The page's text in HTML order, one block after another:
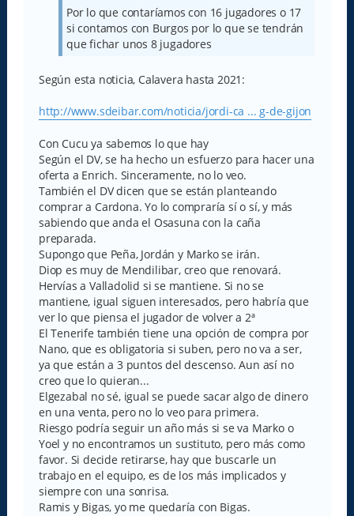
Por lo que contaríamos con 16 jugadores o 17
si contamos con Burgos por lo que se tendrán
que fichar unos 8 jugadores
Según esta noticia, Calavera hasta 2021:
http://www.sdeibar.com/noticia/jordi-ca ... g-de-gijon
Con Cucu ya sabemos lo que hay
Según el DV, se ha hecho un esfuerzo para hacer una
oferta a Enrich. Sinceramente, no lo veo.
También el DV dicen que se están planteando
comprar a Cardona. Yo lo compraría sí o sí, y más
sabiendo que anda el Osasuna con la caña
preparada.
Supongo que Peña, Jordán y Marko se irán.
Diop es muy de Mendilibar, creo que renovará.
Hervías a Valladolid si se mantiene. Si no se
mantiene, igual siguen interesados, pero habría que
ver lo que piensa el jugador de volver a 2ª
El Tenerife también tiene una opción de compra por
Nano, que es obligatoria si suben, pero no va a ser,
ya que están a 3 puntos del descenso. Aun así no
creo que lo quieran...
Elgezabal no sé, igual se puede sacar algo de dinero
en una venta, pero no lo veo para primera.
Riesgo podría seguir un año más si se va Marko o
Yoel y no encontramos un sustituto, pero más como
favor. Si decide retirarse, hay que buscarle un
trabajo en el equipo, es de los más implicados y
siempre con una sonrisa.
Ramis y Bigas, yo me quedaría con Bigas.